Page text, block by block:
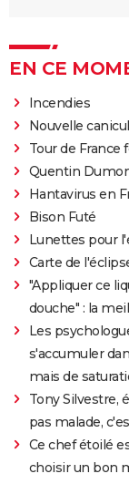
EN CE
Incendies
Nouvelle
Tour de France
Quentin
Hantavirus en
Bison Futé
Lunettes pour
Carte de
"Appliquer ce
douche" : la
Les
s'accumuler
mais de
Tony Silvestre,
pas malade,
Ce chef étoilé
choisir un bon